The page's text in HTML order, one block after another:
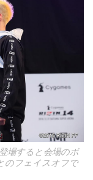
場すると会場のボ
のフェイスオフで